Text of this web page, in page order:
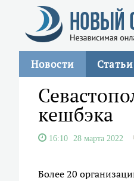
Новости Статьи
кешбэка
16:10 28 марта 2022
Более 20